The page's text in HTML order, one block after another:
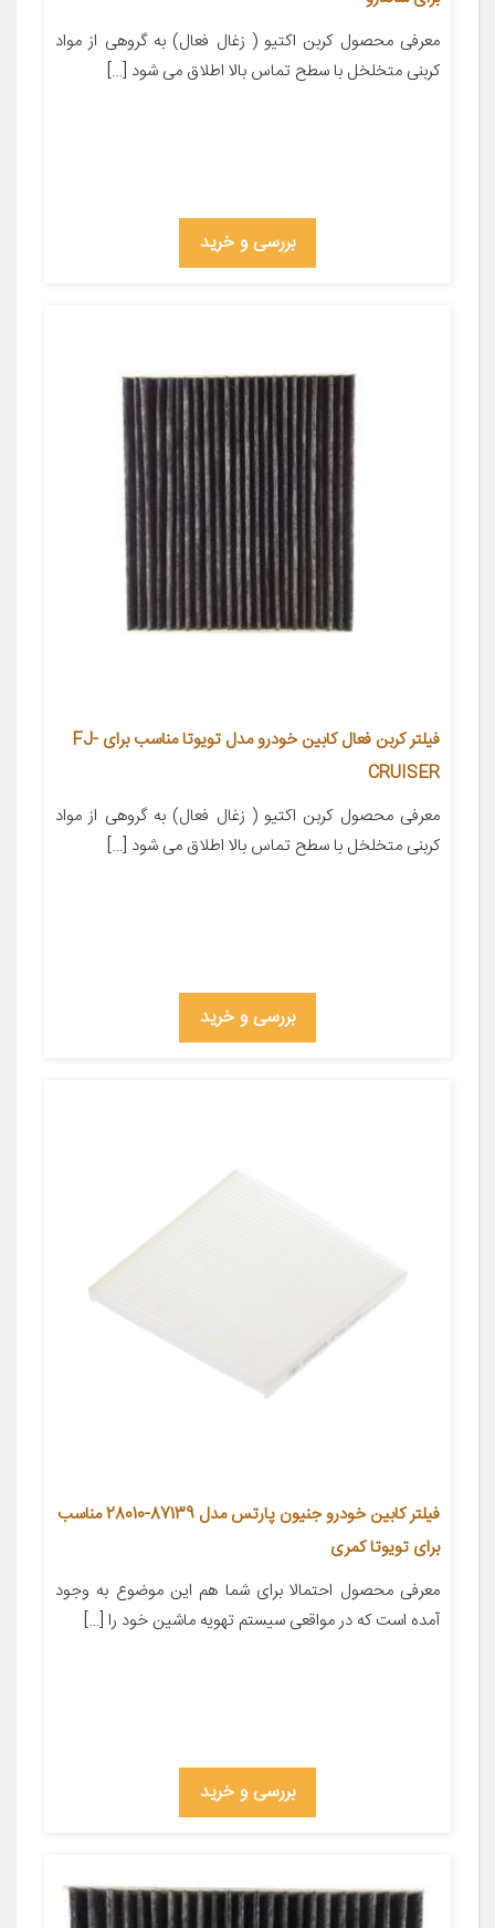
معرفی محصول کربن اکتیو ( زغال فعال) به گروهی از مواد
کربنی متخلخل با سطح تماس بالا اطلاق می شود […]
بررسی و خرید
فیلتر کربن فعال کابین خودرو مدل تویوتا مناسب برای FJ-
CRUISER
معرفی محصول کربن اکتیو ( زغال فعال) به گروهی از مواد
کربنی متخلخل با سطح تماس بالا اطلاق می شود […]
بررسی و خرید
فیلتر کابین خودرو جنیون پارتس مدل 87139-28010 مناسب
برای تویوتا کمری
معرفی محصول احتمالا برای شما هم این موضوع به وجود
آمده است که در مواقعی سیستم تهویه ماشین خود را […]
بررسی و خرید